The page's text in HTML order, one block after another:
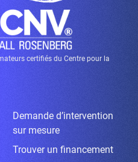
certifiés du Centre pour la
Demande d’intervention
sur mesure
Trouver un financement